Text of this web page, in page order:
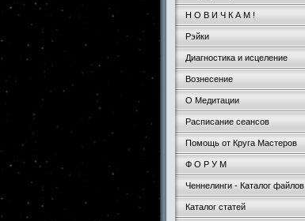
Н О В И Ч К А М !
Рэйки
Диагностика и исцеление
Вознесение
О Медитации
Расписание сеансов
Помощь от Круга Мастеров
Ф О Р У М
Ченнелинги - Каталог файлов
Каталог статей